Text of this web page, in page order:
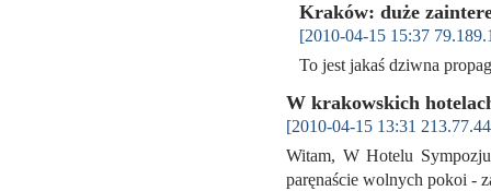
Kraków: duże
[2010-04-15 15:37
To jest jakaś dziwna
W krakowskich
[2010-04-15 13:31
Witam, W Hotelu
paręnaście wolnych pokoi -